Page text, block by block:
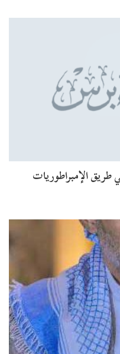
طريق الإمبراطوريات